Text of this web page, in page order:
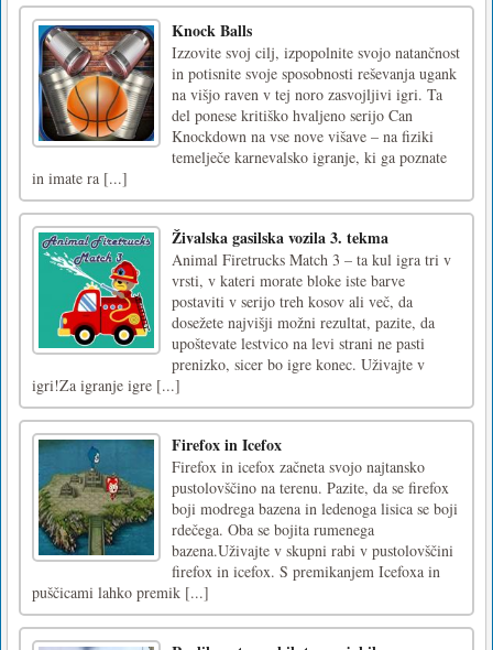
Knock Balls
Izzovite svoj cilj, izpopolnite svojo natančnost
in potisnite svoje sposobnosti reševanja ugank
na višjo raven v tej noro zasvojljivi igri. Ta
del ponese kritiško hvaljeno serijo Can
Knockdown na vse nove višave – na fiziki
temelječe karnevalsko igranje, ki ga poznate
in imate ra [...]
Živalska gasilska vozila 3. tekma
Animal Firetrucks Match 3 – ta kul igra tri v
vrsti, v kateri morate bloke iste barve
postaviti v serijo treh kosov ali več, da
dosežete najvišji možni rezultat, pazite, da
upoštevate lestvico na levi strani ne pasti
prenizko, sicer bo igre konec. Uživajte v
igri!Za igranje igre [...]
Firefox in Icefox
Firefox in icefox začneta svojo najtansko
pustolovščino na terenu. Pazite, da se firefox
boji modrega bazena in ledenoga lisica se boji
rdečega. Oba se bojita rumenega
bazena.Uživajte v skupni rabi v pustolovščini
firefox in icefox. S premikanjem Icefoxa in
puščicami lahko premik [...]